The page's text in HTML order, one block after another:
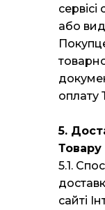
або
оплату
5.
5.1.
сайті